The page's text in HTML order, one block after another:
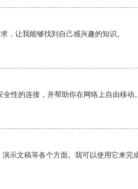
，让我能够找到自己感兴趣的知识。
性的连接，并帮助你在网络上自由移动。
示文稿等各个方面。我可以使用它来完